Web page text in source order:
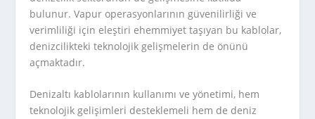
bulunur. Vapur operasyonlarının güvenilirliği ve
verimliliği için eleştiri ehemmiyet taşıyan bu kablolar,
denizcilikteki teknolojik gelişmelerin de önünü
açmaktadır.
Denizaltı kablolarının kullanımı ve yönetimi, hem
teknolojik gelişimleri desteklemeli hem de deniz